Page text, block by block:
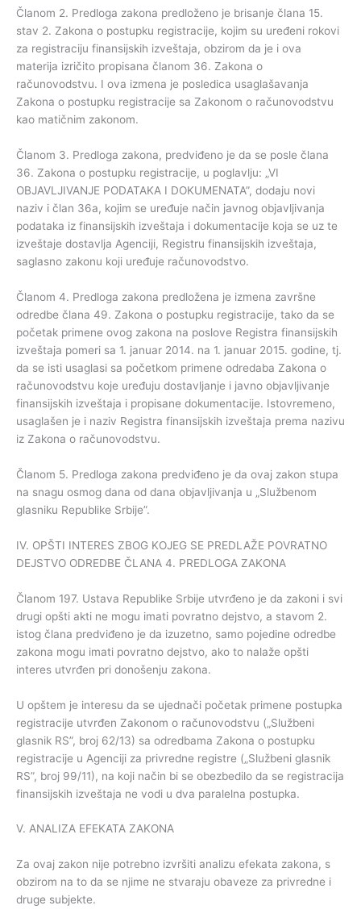
Članom 2. Predloga zakona predloženo je brisanje člana 15.
stav 2. Zakona o postupku registracije, kojim su uređeni rokovi
za registraciju finansijskih izveštaja, obzirom da je i ova
materija izričito propisana članom 36. Zakona o
računovodstvu. I ova izmena je posledica usaglašavanja
Zakona o postupku registracije sa Zakonom o računovodstvu
kao matičnim zakonom.
Članom 3. Predloga zakona, predviđeno je da se posle člana
36. Zakona o postupku registracije, u poglavlju: „VI
OBJAVLJIVANJE PODATAKA I DOKUMENATA”, dodaju novi
naziv i član 36a, kojim se uređuje način javnog objavljivanja
podataka iz finansijskih izveštaja i dokumentacije koja se uz te
izveštaje dostavlja Agenciji, Registru finansijskih izveštaja,
saglasno zakonu koji uređuje računovodstvo.
Članom 4. Predloga zakona predložena je izmena završne
odredbe člana 49. Zakona o postupku registracije, tako da se
početak primene ovog zakona na poslove Registra finansijskih
izveštaja pomeri sa 1. januar 2014. na 1. januar 2015. godine, tj.
da se isti usaglasi sa početkom primene odredaba Zakona o
računovodstvu koje uređuju dostavljanje i javno objavljivanje
finansijskih izveštaja i propisane dokumentacije. Istovremeno,
usaglašen je i naziv Registra finansijskih izveštaja prema nazivu
iz Zakona o računovodstvu.
Članom 5. Predloga zakona predviđeno je da ovaj zakon stupa
na snagu osmog dana od dana objavljivanja u „Službenom
glasniku Republike Srbije”.
IV. OPŠTI INTERES ZBOG KOJEG SE PREDLAŽE POVRATNO
DEJSTVO ODREDBE ČLANA 4. PREDLOGA ZAKONA
Članom 197. Ustava Republike Srbije utvrđeno je da zakoni i svi
drugi opšti akti ne mogu imati povratno dejstvo, a stavom 2.
istog člana predviđeno je da izuzetno, samo pojedine odredbe
zakona mogu imati povratno dejstvo, ako to nalaže opšti
interes utvrđen pri donošenju zakona.
U opštem je interesu da se ujednači početak primene postupka
registracije utvrđen Zakonom o računovodstvu („Službeni
glasnik RS”, broj 62/13) sa odredbama Zakona o postupku
registracije u Agenciji za privredne registre („Službeni glasnik
RS”, broj 99/11), na koji način bi se obezbedilo da se registracija
finansijskih izveštaja ne vodi u dva paralelna postupka.
V. ANALIZA EFEKATA ZAKONA
Za ovaj zakon nije potrebno izvršiti analizu efekata zakona, s
obzirom na to da se njime ne stvaraju obaveze za privredne i
druge subjekte.